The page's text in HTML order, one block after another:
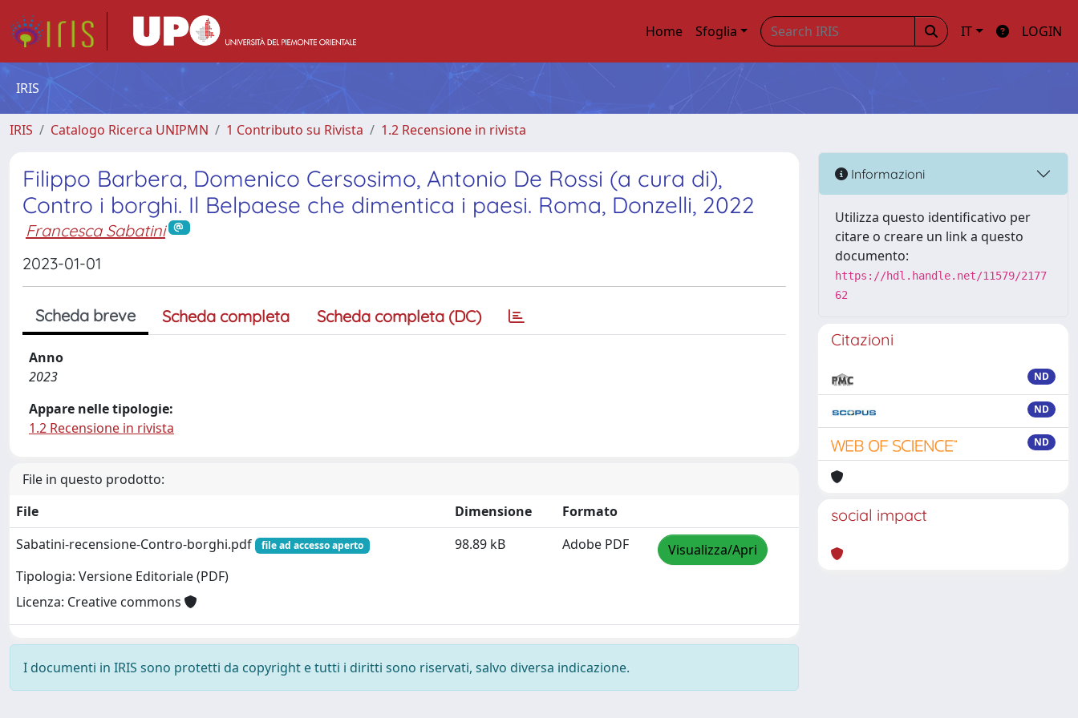
Home Sfoglia IT LOGIN
IRIS
IRIS Catalogo Ricerca UNIPMN 1 Contributo su Rivista 1.2 Recensione in rivista
Filippo Barbera, Domenico Cersosimo, Antonio De Rossi (a cura di),
Contro i borghi. Il Belpaese che dimentica i paesi. Roma, Donzelli, 2022
Francesca Sabatini
2023-01-01
Scheda breve Scheda completa Scheda completa (DC)
Anno
2023
Appare nelle tipologie:
1.2 Recensione in rivista
File in questo prodotto:
File
Dimensione
Formato
Sabatini-recensione-Contro-borghi.pdf
file ad accesso aperto
Tipologia: Versione Editoriale (PDF)
Licenza: Creative commons
98.89 kB Adobe PDF Visualizza/Apri
I documenti in IRIS sono protetti da copyright e tutti i diritti sono riservati, salvo diversa indicazione.
Informazioni
Utilizza questo identificativo per
citare o creare un link a questo
documento:
https://hdl.handle.net/11579/2177
62
Citazioni
ND
ND
ND
social impact